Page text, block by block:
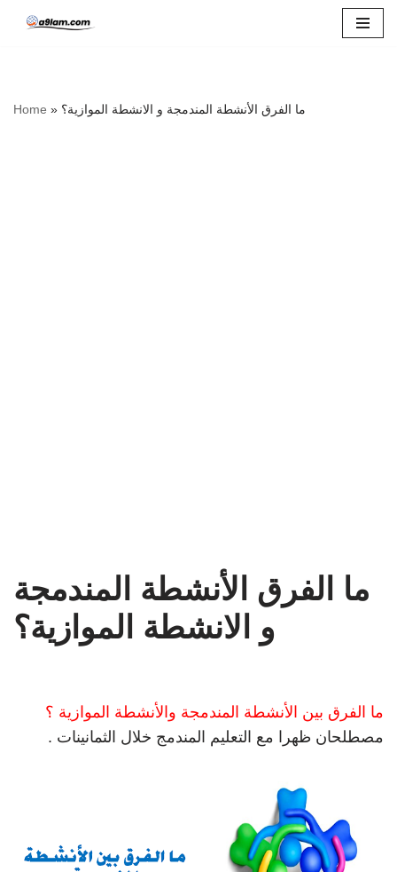
Home » ما الفرق الأنشطة المندمجة و الانشطة الموازية؟
ما الفرق الأنشطة المندمجة
و الانشطة الموازية؟
ما الفرق بين الأنشطة المندمجة والأنشطة الموازية ؟
مصطلحان ظهرا مع التعليم المندمج خلال الثمانينات .